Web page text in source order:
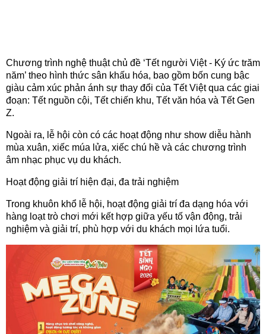
Chương trình nghệ thuật chủ đề ‘Tết người Việt - Ký ức trăm
năm’ theo hình thức sân khấu hóa, bao gồm bốn cung bậc
giàu cảm xúc phản ánh sự thay đổi của Tết Việt qua các giai
đoạn: Tết nguồn cội, Tết chiến khu, Tết văn hóa và Tết Gen
Z.
Ngoài ra, lễ hội còn có các hoạt động như show diễu hành
mùa xuân, xiếc múa lửa, xiếc chú hề và các chương trình
âm nhạc phục vụ du khách.
Hoạt động giải trí hiện đại, đa trải nghiệm
Trong khuôn khổ lễ hội, hoạt động giải trí đa dạng hóa với
hàng loạt trò chơi mới kết hợp giữa yếu tố vận động, trải
nghiệm và giải trí, phù hợp với du khách mọi lứa tuổi.